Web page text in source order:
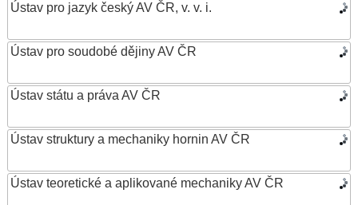
Ústav pro jazyk český AV ČR, v. v. i.
Ústav pro soudobé dějiny AV ČR
Ústav státu a práva AV ČR
Ústav struktury a mechaniky hornin AV ČR
Ústav teoretické a aplikované mechaniky AV ČR